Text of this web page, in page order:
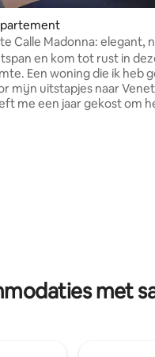
van 5 op 5, 46
Calle Madonna: elegant,
en kom tot rust in
die ik heb gevonden
mijn uitstapjes naar Venetië.
me een jaar gekost om
met